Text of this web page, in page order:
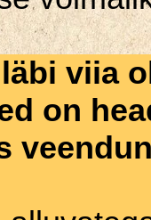
viia
on